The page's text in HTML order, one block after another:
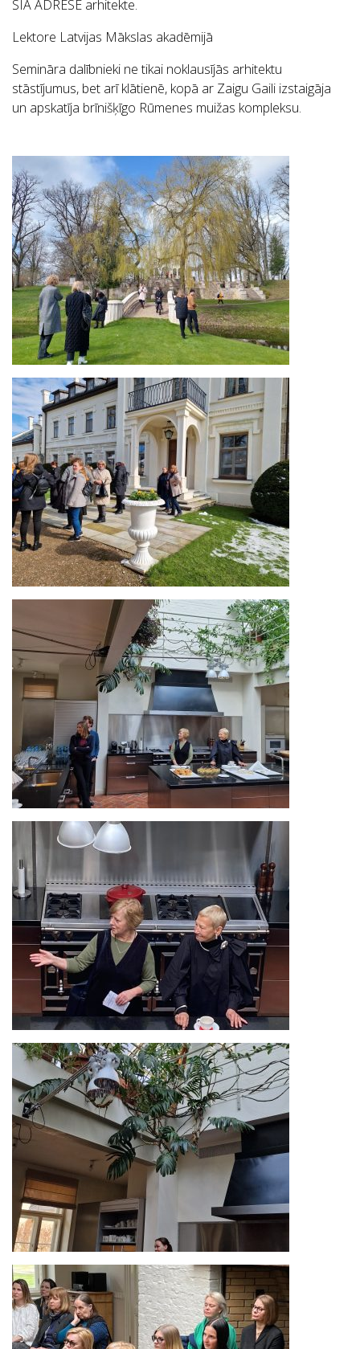
SIA ADRESE arhitekte.
Lektore Latvijas Mākslas akadēmijā
Semināra dalībnieki ne tikai noklausījās arhitektu
stāstījumus, bet arī klātienē, kopā ar Zaigu Gaili izstaigāja
un apskatīja brīnišķīgo Rūmenes muižas kompleksu.